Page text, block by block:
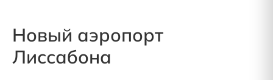
Новый аэропорт
Лиссабона